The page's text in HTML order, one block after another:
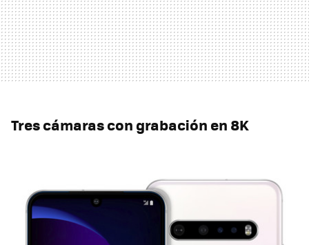
Tres cámaras con grabación en 8K